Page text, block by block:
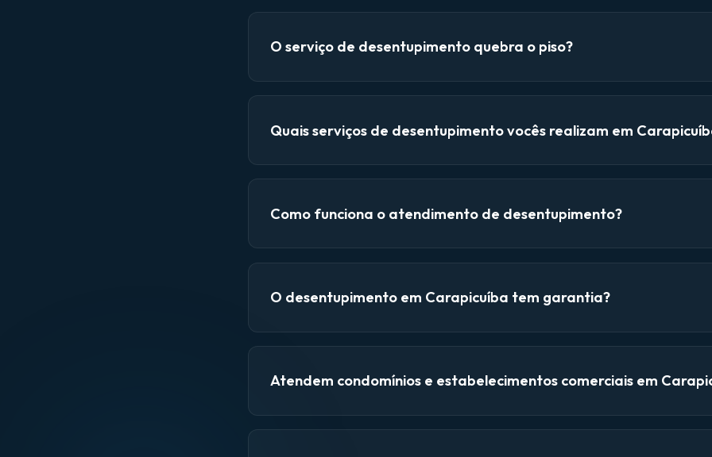
O serviço de desentupimento quebra o piso?
Quais serviços de desentupimento vocês realizam em
Como funciona o atendimento de desentupimento?
O desentupimento em Carapicuíba tem garantia?
Atendem condomínios e estabelecimentos comerciais em